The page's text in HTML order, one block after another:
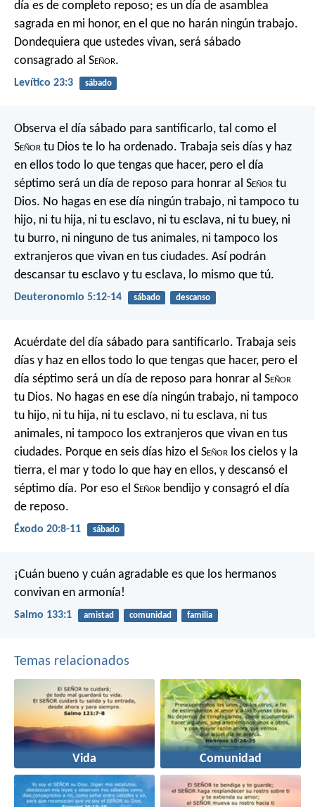
día es de completo reposo; es un día de asamblea
sagrada en mi honor, en el que no harán ningún trabajo.
Dondequiera que ustedes vivan, será sábado
consagrado al Señor.
Levítico 23:3 sábado
Observa el día sábado para santificarlo, tal como el
Señor tu Dios te lo ha ordenado. Trabaja seis días y haz
en ellos todo lo que tengas que hacer, pero el día
séptimo será un día de reposo para honrar al Señor tu
Dios. No hagas en ese día ningún trabajo, ni tampoco tu
hijo, ni tu hija, ni tu esclavo, ni tu esclava, ni tu buey, ni
tu burro, ni ninguno de tus animales, ni tampoco los
extranjeros que vivan en tus ciudades. Así podrán
descansar tu esclavo y tu esclava, lo mismo que tú.
Deuteronomio 5:12-14 sábado descanso
Acuérdate del día sábado para santificarlo. Trabaja seis
días y haz en ellos todo lo que tengas que hacer, pero el
día séptimo será un día de reposo para honrar al Señor
tu Dios. No hagas en ese día ningún trabajo, ni tampoco
tu hijo, ni tu hija, ni tu esclavo, ni tu esclava, ni tus
animales, ni tampoco los extranjeros que vivan en tus
ciudades. Porque en seis días hizo el Señor los cielos y la
tierra, el mar y todo lo que hay en ellos, y descansó el
séptimo día. Por eso el Señor bendijo y consagró el día
de reposo.
Éxodo 20:8-11 sábado
¡Cuán bueno y cuán agradable es que los hermanos
convivan en armonía!
Salmo 133:1 amistad comunidad familia
Temas relacionados
Vida Comunidad